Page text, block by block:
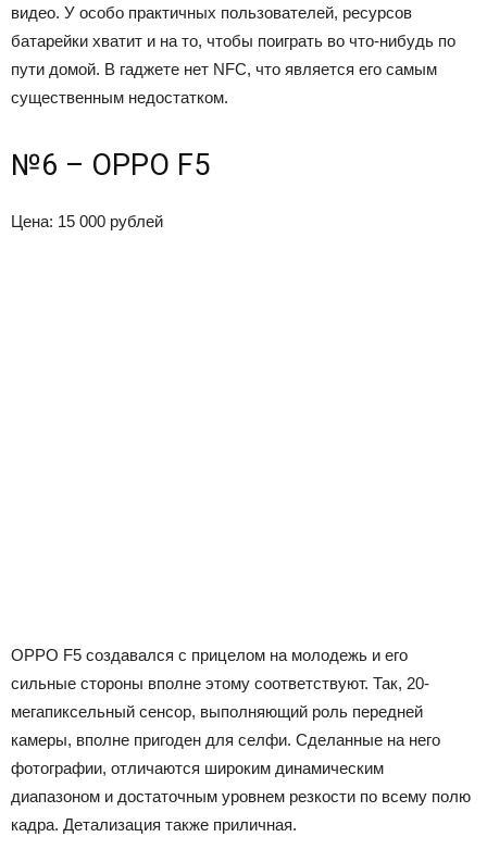
видео. У особо практичных пользователей, ресурсов
батарейки хватит и на то, чтобы поиграть во что-нибудь по
пути домой. В гаджете нет NFC, что является его самым
существенным недостатком.
№6 – OPPO F5
Цена: 15 000 рублей
OPPO F5 создавался с прицелом на молодежь и его
сильные стороны вполне этому соответствуют. Так, 20-
мегапиксельный сенсор, выполняющий роль передней
камеры, вполне пригоден для селфи. Сделанные на него
фотографии, отличаются широким динамическим
диапазоном и достаточным уровнем резкости по всему полю
кадра. Детализация также приличная.